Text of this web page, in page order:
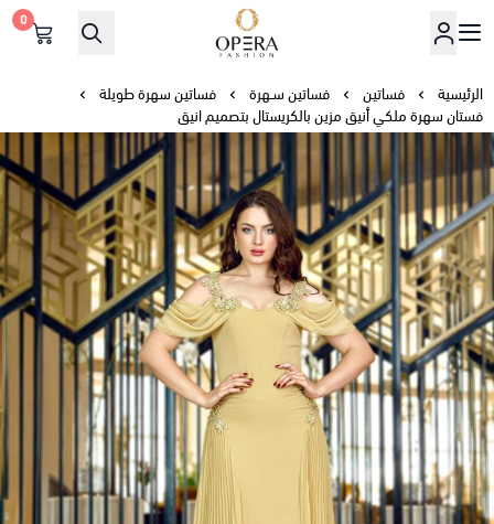
أوبرا فاشن
0
الرئيسية فساتين فساتين سـهرة
فساتين سهرة طويلة
فستان سهرة ملكي أنيق مزين بالكريستال بتصميم انيق